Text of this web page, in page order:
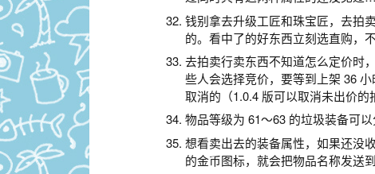
钱别拿去升级工匠和珠宝匠，去拍
的。看中了的好东西立刻选直购，
去拍卖行卖东西不知道怎么定价时
些人会选择竞价，要等到上架 36
取消的（1.0.4 版可以取消未出价的
物品等级为 61～63 的垃圾装备可
想看卖出去的装备属性，如果还没
的金币图标，就会把物品名称发送